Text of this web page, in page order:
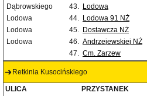
Dąbrowskiego
43. Lodowa
Lodowa
44. Lodowa 91 NŻ
Lodowa
45. Dostawcza NŻ
Lodowa
46. Andrzejewskiej NŻ
47. Cm. Zarzew
Retkinia Kusocińskiego
ULICA PRZYSTANEK